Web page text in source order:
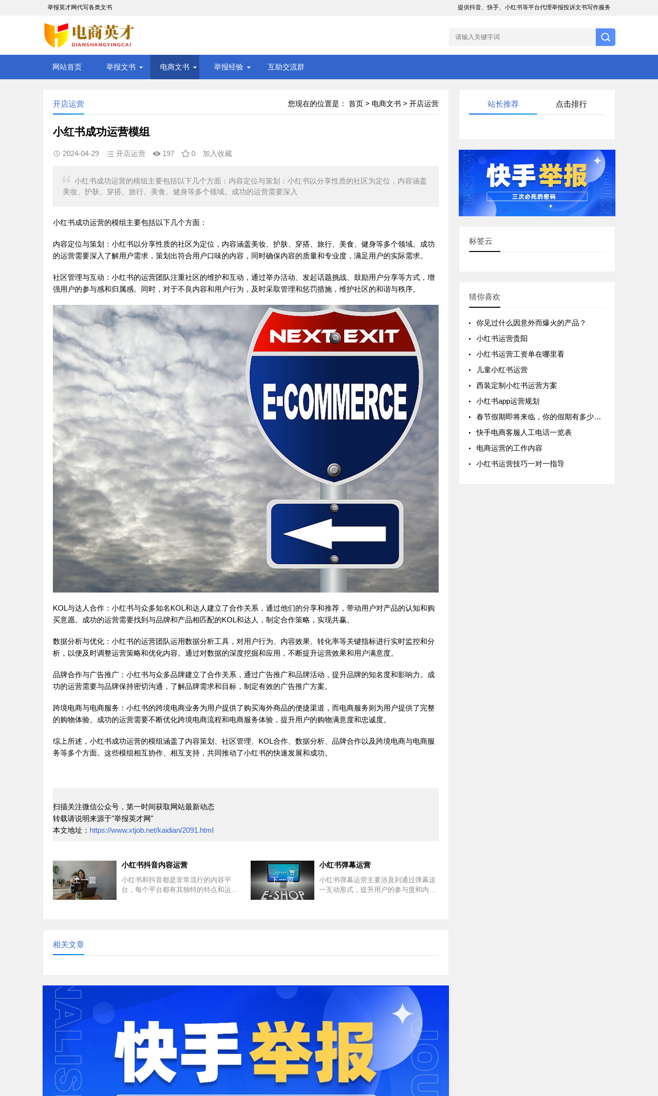
举报英才网代写各类文书 提供抖音、快手、小红书等平台代理举报投诉文书写作服务
网站首页 举报文书 电商文书 举报经验 互助交流群
您现在的位置是： 首页 > 电商文书 > 开店运营
开店运营
小红书成功运营模组
2024-04-29 开店运营 197 0 加入收藏
小红书成功运营的模组主要包括以下几个方面：内容定位与策划：小红书以分享性质的社区为定位，内容涵盖
美妆、护肤、穿搭、旅行、美食、健身等多个领域。成功的运营需要深入
小红书成功运营的模组主要包括以下几个方面：
内容定位与策划：小红书以分享性质的社区为定位，内容涵盖美妆、护肤、穿搭、旅行、美食、健身等多个领域。成功
的运营需要深入了解用户需求，策划出符合用户口味的内容，同时确保内容的质量和专业度，满足用户的实际需求。
社区管理与互动：小红书的运营团队注重社区的维护和互动，通过举办活动、发起话题挑战、鼓励用户分享等方式，增
强用户的参与感和归属感。同时，对于不良内容和用户行为，及时采取管理和惩罚措施，维护社区的和谐与秩序。
KOL与达人合作：小红书与众多知名KOL和达人建立了合作关系，通过他们的分享和推荐，带动用户对产品的认知和购
买意愿。成功的运营需要找到与品牌和产品相匹配的KOL和达人，制定合作策略，实现共赢。
数据分析与优化：小红书的运营团队运用数据分析工具，对用户行为、内容效果、转化率等关键指标进行实时监控和分
析，以便及时调整运营策略和优化内容。通过对数据的深度挖掘和应用，不断提升运营效果和用户满意度。
品牌合作与广告推广：小红书与众多品牌建立了合作关系，通过广告推广和品牌活动，提升品牌的知名度和影响力。成
功的运营需要与品牌保持密切沟通，了解品牌需求和目标，制定有效的广告推广方案。
跨境电商与电商服务：小红书的跨境电商业务为用户提供了购买海外商品的便捷渠道，而电商服务则为用户提供了完整
的购物体验。成功的运营需要不断优化跨境电商流程和电商服务体验，提升用户的购物满意度和忠诚度。
综上所述，小红书成功运营的模组涵盖了内容策划、社区管理、KOL合作、数据分析、品牌合作以及跨境电商与电商服
务等多个方面。这些模组相互协作、相互支持，共同推动了小红书的快速发展和成功。
扫描关注微信公众号，第一时间获取网站最新动态
转载请说明来源于"举报英才网"
本文地址： https://www.xtjob.net/kaidian/2091.html
上一篇
小红书抖音内容运营
小红书和抖音都是非常流行的内容平
台，每个平台都有其独特的特点和运营
下一篇
小红书弹幕运营
小红书弹幕运营主要涉及到通过弹幕这
一互动形式，提升用户的参与度和内容
相关文章
站长推荐 点击排行
标签云
猜你喜欢
你见过什么因意外而爆火的产品？
小红书运营贵阳
小红书运营工资单在哪里看
儿童小红书运营
西装定制小红书运营方案
小红书app运营规划
春节假期即将来临，你的假期有多少天呢？
快手电商客服人工电话一览表
电商运营的工作内容
小红书运营技巧一对一指导